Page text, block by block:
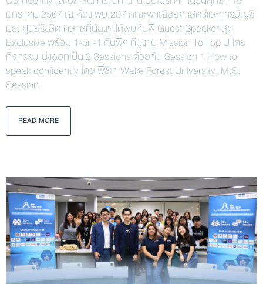
มกราคม 2567 ณ ห้อง พบ.207 คณะพาณิชยศาสตร์และการบัญชี
มธ. ศูนย์รังสิต คลาสที่น้องๆ ได้พบกับพี่ Guest Speaker สุด
Exclusive พร้อม 1-on-1 กับพี่ๆ ทีมงาน Mission To Top U โดย
กิจกรรมแบ่งออกเป็น 2 Sessions ด้วยกัน Session 1 How to
speak confidently โดย พี่ซีเค Wake Forest University, M.S.
Session
READ MORE